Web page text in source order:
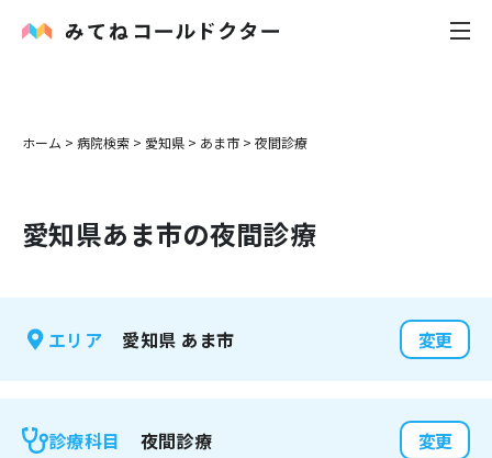
内科
花粉症
感染症
ホーム > 病院検索 > 愛知県 > あま市 > 夜間診療
愛知県あま市の夜間診療
エリア 愛知県 あま市 変更
診療科目 夜間診療 変更